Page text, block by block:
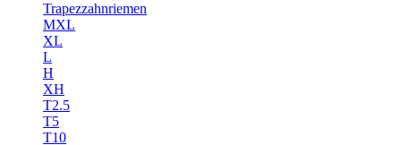
Trapezzahnriemen
MXL
XL
L
H
XH
T2.5
T5
T10